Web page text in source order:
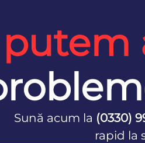
putem
Sună acum la (0330)
rapid la